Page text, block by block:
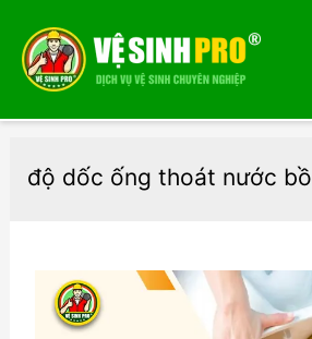
độ dốc ống thoát nước